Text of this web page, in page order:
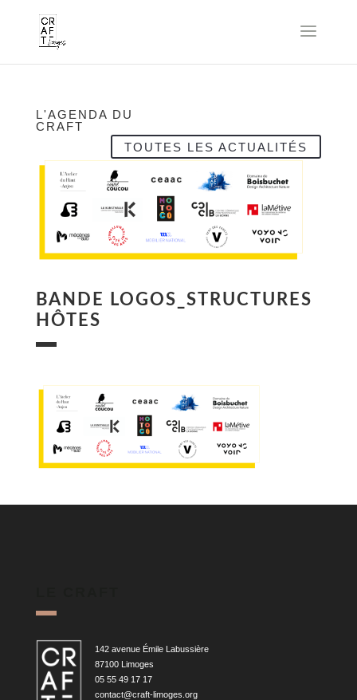
L'AGENDA DU
CRAFT
TOUTES LES ACTUALITÉS
BANDE LOGOS_STRUCTURES
HÔTES
142 avenue Émile Labussière
87100 Limoges
05 55 49 17 17
contact@craft-limoges.org